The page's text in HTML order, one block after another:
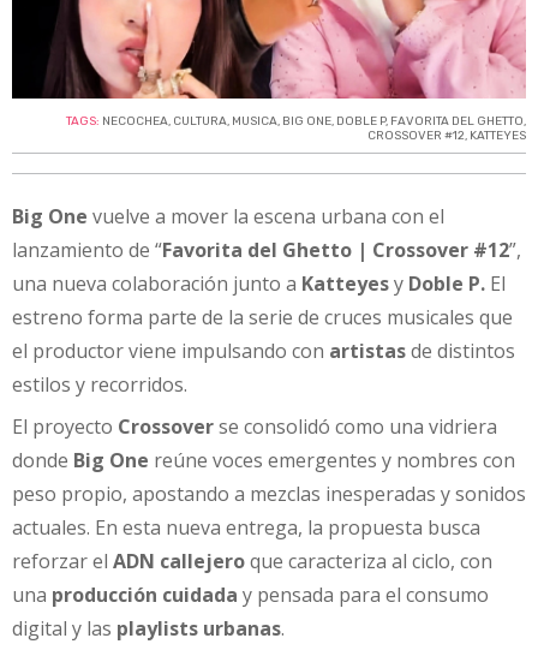
TAGS: NECOCHEA, CULTURA, MUSICA, BIG ONE, DOBLE P, FAVORITA DEL GHETTO,
CROSSOVER #12, KATTEYES
Big One vuelve a mover la escena urbana con el
lanzamiento de “Favorita del Ghetto | Crossover #12”,
una nueva colaboración junto a Katteyesy Doble P. El
estreno forma parte de la serie de cruces musicales que
el productor viene impulsando con artistasde distintos
estilos y recorridos.
El proyecto Crossoverse consolidó como una vidriera
donde Big One reúne voces emergentes y nombres con
peso propio, apostando a mezclas inesperadas y sonidos
actuales. En esta nueva entrega, la propuesta busca
reforzar el ADN callejeroque caracteriza al ciclo, con
una producción cuidada y pensada para el consumo
digital y las playlists urbanas.